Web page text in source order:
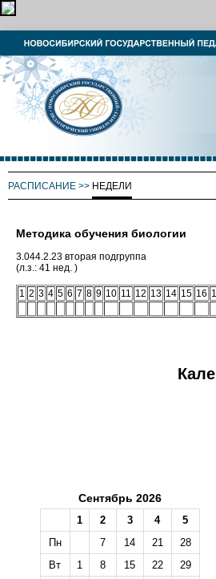
РАСПИСАНИЕ >> НЕДЕЛИ
Методика обучения биологии
3.044.2.23 вторая подгруппа
(л.з.: 41 нед. )
1 2 3 4 5 6 7 8 9 10 11 12 13 14 15 16
Сентябрь 2026
1 2 3 4
5
Пн
7 14 21
28
Вт
1 8 15 22
29